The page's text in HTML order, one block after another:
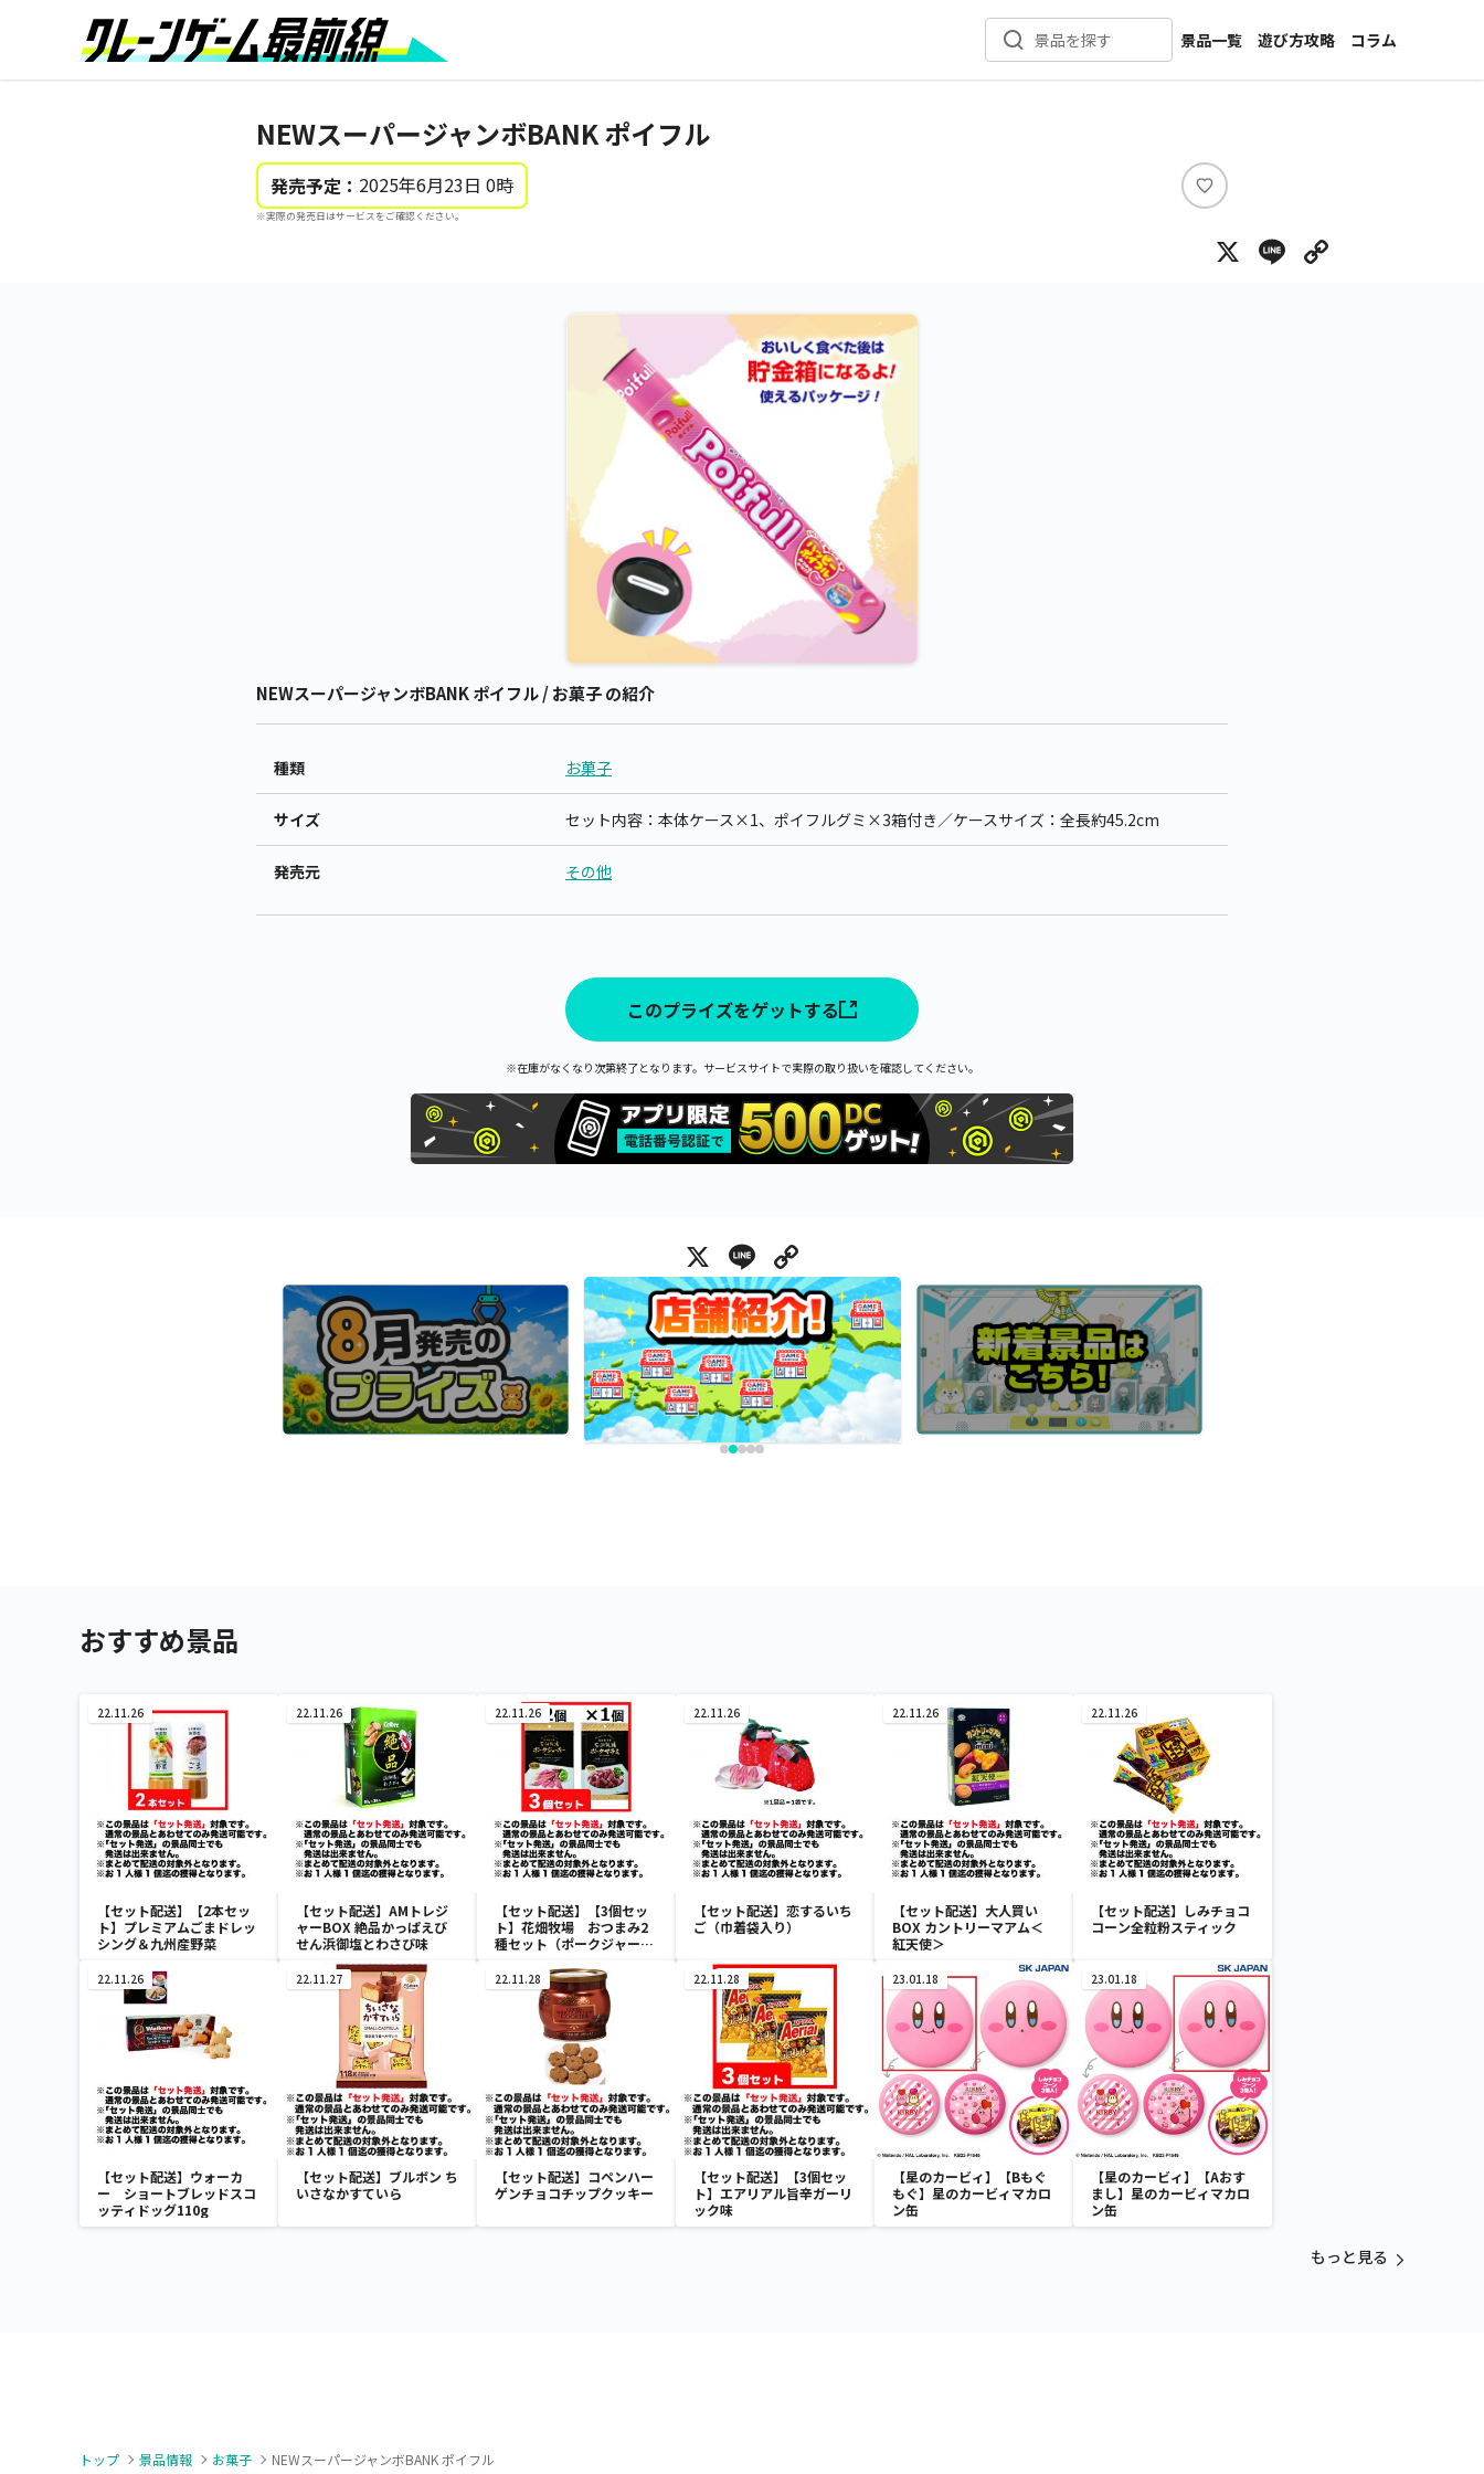
景品を探す
景品一覧
新着景品
メーカー一覧
遊び方攻略
コラム
インタビュー
NEWスーパージャンボBANK ポイフル
発売予定： 2025年6月23日 0時
※実際の発売日はサービスをご確認ください。
い
ね
X Line
NEWスーパージャンボBANK ポイフル / お菓子 の紹介
種類 お菓子
サイズ セット内容：本体ケース×1、ポイフルグミ×3箱付き／ケースサイズ：全長約45.2cm
発売元 その他
このプライズをゲットする
※在庫がなくなり次第終了となります。サービスサイトで実際の取り扱いを確認してください。
X Line
おすすめ景品
22.11.26
【セット配送】【2本セッ
ト】プレミアムごまドレッ
シング＆九州産野菜
22.11.26
【セット配送】AMトレジ
ャーBOX 絶品かっぱえび
せん浜御塩とわさび味
22.11.26
【セット配送】【3個セッ
ト】花畑牧場 おつまみ2
種セット（ポークジャーキ
22.11.26
【セット配送】恋するいち
ご（巾着袋入り）
22.11.26
【セット配送】大人買い
BOX カントリーマアム＜
紅天使＞
22.11.26
【セット配送】しみチョコ
コーン全粒粉スティック
22.11.26
【セット配送】ウォーカ
ー ショートブレッドスコ
ッティドッグ110g
22.11.27
【セット配送】ブルボン ち
いさなかすていら
22.11.28
【セット配送】コペンハー
ゲンチョコチップクッキー
22.11.28
【セット配送】【3個セッ
ト】エアリアル旨辛ガーリ
ック味
23.01.18
【星のカービィ】【Bもぐ
もぐ】星のカービィマカロ
ン缶
23.01.18
【星のカービィ】【Aおす
まし】星のカービィマカロ
ン缶
もっと見る
トップ 景品情報 お菓子 NEWスーパージャンボBANK ポイフル